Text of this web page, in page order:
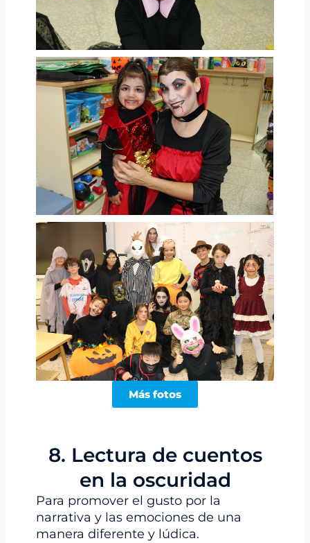
Más fotos
8. Lectura de cuentos
en la oscuridad
Para promover el gusto por la
narrativa y las emociones de una
manera diferente y lúdica.